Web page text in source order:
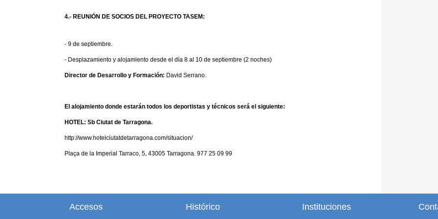
4.- REUNIÓN DE SOCIOS DEL PROYECTO TASEM:
- 9 de septiembre.
- Desplazamiento y alojamiento desde el día 8 al 10 de septiembre (2 noches)
Director de Desarrollo y Formación: David Serrano.
El alojamiento donde estarán todos los deportistas y técnicos será el siguiente:
HOTEL: Sb Ciutat de Tarragona.
http://www.hotelciutatdetarragona.com/situacion/
Plaça de la Imperial Tarraco, 5, 43005 Tarragona. 977 25 09 99
Accesos Histórico Instituciones